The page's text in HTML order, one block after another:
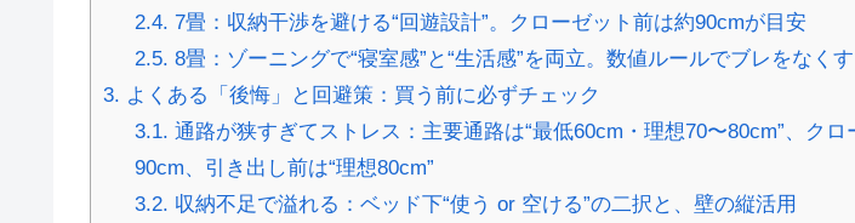
2.4. 7畳：収納干渉を避ける“回遊設計”。クローゼット前は約90cmが目安
2.5. 8畳：ゾーニングで“寝室感”と“生活感”を両立。数値ルールでブレをなくす
3. よくある「後悔」と回避策：買う前に必ずチェック
3.1. 通路が狭すぎてストレス：主要通路は“最低60cm・理想70〜80cm”、クロ
90cm、引き出し前は“理想80cm”
3.2. 収納不足で溢れる：ベッド下“使う or 空ける”の二択と、壁の縦活用